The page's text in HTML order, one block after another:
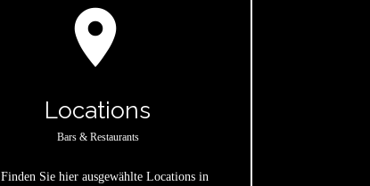
location_on
Locations
Bars & Restaurants
Finden Sie hier ausgewählte Locations in